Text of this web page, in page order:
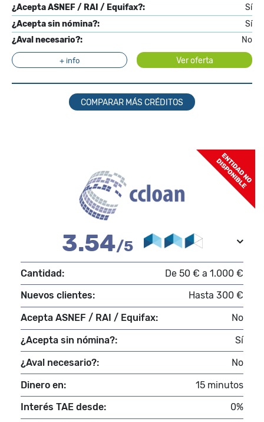
¿Acepta ASNEF / RAI / Equifax?:
Sí
¿Acepta sin nómina?:
Sí
¿Aval necesario?:
No
+ info Ver oferta
COMPARAR MÁS CRÉDITOS
3.54/5
Cantidad:
De 50 € a 1.000 €
Nuevos clientes:
Hasta 300 €
Acepta ASNEF / RAI / Equifax:
No
¿Acepta sin nómina?:
Sí
¿Aval necesario?:
No
Dinero en:
15 minutos
Interés TAE desde:
0%